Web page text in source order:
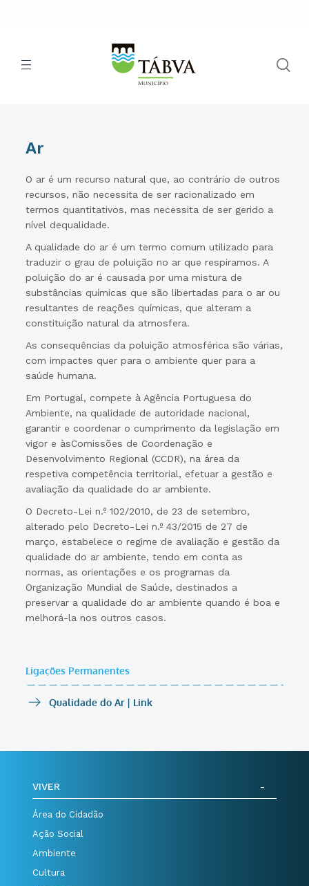
Ar
O ar é um recurso natural que, ao contrário de outros
recursos, não necessita de ser racionalizado em
termos quantitativos, mas necessita de ser gerido a
nível dequalidade.
A qualidade do ar é um termo comum utilizado para
traduzir o grau de poluição no ar que respiramos. A
poluição do ar é causada por uma mistura de
substâncias químicas que são libertadas para o ar ou
resultantes de reações químicas, que alteram a
constituição natural da atmosfera.
As consequências da poluição atmosférica são várias,
com impactes quer para o ambiente quer para a
saúde humana.
Em Portugal, compete à Agência Portuguesa do
Ambiente, na qualidade de autoridade nacional,
garantir e coordenar o cumprimento da legislação em
vigor e àsComissões de Coordenação e
Desenvolvimento Regional (CCDR), na área da
respetiva competência territorial, efetuar a gestão e
avaliação da qualidade do ar ambiente.
O Decreto-Lei n.º 102/2010, de 23 de setembro,
alterado pelo Decreto-Lei n.º 43/2015 de 27 de
março, estabelece o regime de avaliação e gestão da
qualidade do ar ambiente, tendo em conta as
normas, as orientações e os programas da
Organização Mundial de Saúde, destinados a
preservar a qualidade do ar ambiente quando é boa e
melhorá-la nos outros casos.
Ligações Permanentes
Qualidade do Ar | Link
VIVER
Área do Cidadão
Ação Social
Ambiente
Cultura